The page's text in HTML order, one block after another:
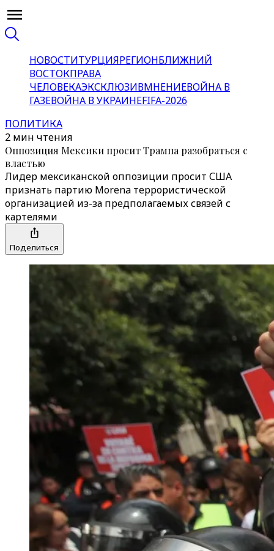
НОВОСТИТУРЦИЯРЕГИОНБЛИЖНИЙ
ВОСТОКПРАВА
ЧЕЛОВЕКАЭКСКЛЮЗИВМНЕНИЕВОЙНА В
ГАЗЕВОЙНА В УКРАИНЕFIFA-2026
ПОЛИТИКА
2 мин чтения
Оппозиция Мексики просит Трампа разобраться с
властью
Лидер мексиканской оппозиции просит США
признать партию Morena террористической
организацией из-за предполагаемых связей с
картелями
Поделиться